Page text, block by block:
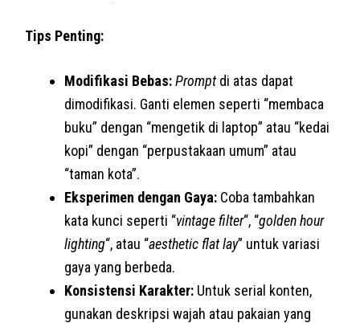
Tips Penting:
Modifikasi Bebas: Promptdi atas dapat
dimodifikasi. Ganti elemen seperti “membaca
buku” dengan “mengetik di laptop” atau “kedai
kopi” dengan “perpustakaan umum” atau
“taman kota”.
Eksperimen dengan Gaya: Coba tambahkan
kata kunci seperti “vintage filter“, “golden hour
lighting“, atau “aesthetic flat lay” untuk variasi
gaya yang berbeda.
Konsistensi Karakter: Untuk serial konten,
gunakan deskripsi wajah atau pakaian yang